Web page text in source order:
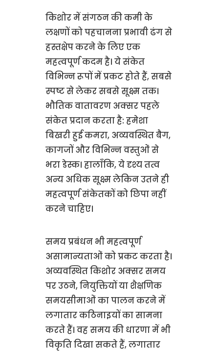
किशोर में संगठन की कमी के
लक्षणों को पहचानना प्रभावी ढंग से
हस्तक्षेप करने के लिए एक
महत्वपूर्ण कदम है। ये संकेत
विभिन्न रूपों में प्रकट होते हैं, सबसे
स्पष्ट से लेकर सबसे सूक्ष्म तक।
भौतिक वातावरण अक्सर पहले
संकेत प्रदान करता है: हमेशा
बिखरी हुई कमरा, अव्यवस्थित बैग,
कागजों और विभिन्न वस्तुओं से
भरा डेस्क। हालाँकि, ये दृश्य तत्व
अन्य अधिक सूक्ष्म लेकिन उतने ही
महत्वपूर्ण संकेतकों को छिपा नहीं
करने चाहिए।
समय प्रबंधन भी महत्वपूर्ण
असामान्यताओं को प्रकट करता है।
अव्यवस्थित किशोर अक्सर समय
पर उठने, नियुक्तियों या शैक्षणिक
समयसीमाओं का पालन करने में
लगातार कठिनाइयों का सामना
करते हैं। वह समय की धारणा में भी
विकृति दिखा सकते हैं, लगातार